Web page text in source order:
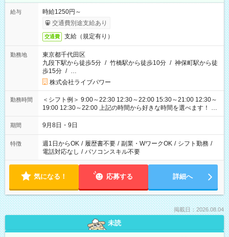
給与
時給1250円～
交通費別途支給あり
交通費 支給（規定有り）
勤務地
東京都千代田区
九段下駅から徒歩5分 / 竹橋駅から徒歩10分 / 神保町駅から徒
歩15分 / …
株式会社ライブパワー
勤務時間
＜シフト例＞ 9:00～22:30 12:30～22:00 15:30～21:00 12:30～
19:00 12:30～22:00 上記の時間から好きな時間を選べます！ ※
時間は変更となる可能性があります
期間 9月8日・9日
特徴 週1日からOK / 履歴書不要 / 副業・WワークOK / シフト勤務 /
電話対応なし / パソコンスキル不要
気になる！ 応募する 詳細へ
掲載日：2026.08.04
未読